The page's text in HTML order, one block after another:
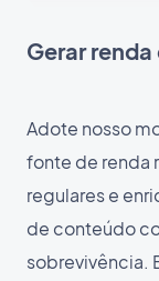
Gerar
Adote nosso
fonte de renda
regulares e
de conteúdo
sobrevivência.